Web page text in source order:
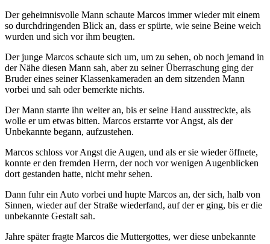
Der geheimnisvolle Mann schaute Marcos immer wieder mit einem
so durchdringenden Blick an, dass er spürte, wie seine Beine weich
wurden und sich vor ihm beugten.
Der junge Marcos schaute sich um, um zu sehen, ob noch jemand in
der Nähe diesen Mann sah, aber zu seiner Überraschung ging der
Bruder eines seiner Klassenkameraden an dem sitzenden Mann
vorbei und sah oder bemerkte nichts.
Der Mann starrte ihn weiter an, bis er seine Hand ausstreckte, als
wolle er um etwas bitten. Marcos erstarrte vor Angst, als der
Unbekannte begann, aufzustehen.
Marcos schloss vor Angst die Augen, und als er sie wieder öffnete,
konnte er den fremden Herrn, der noch vor wenigen Augenblicken
dort gestanden hatte, nicht mehr sehen.
Dann fuhr ein Auto vorbei und hupte Marcos an, der sich, halb von
Sinnen, wieder auf der Straße wiederfand, auf der er ging, bis er die
unbekannte Gestalt sah.
Jahre später fragte Marcos die Muttergottes, wer diese unbekannte